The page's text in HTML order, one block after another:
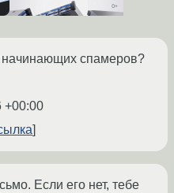
спамеров?
+00:00
Если его нет, тебе